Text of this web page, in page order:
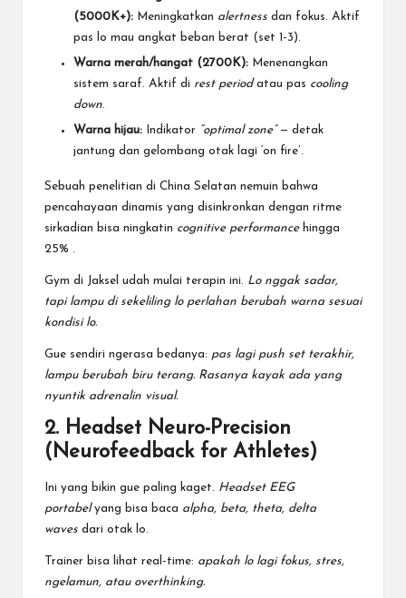
(5000K+): Meningkatkan alertness dan fokus. Aktif
pas lo mau angkat beban berat (set 1-3).
Warna merah/hangat (2700K): Menenangkan
sistem saraf. Aktif di rest periodatau pas cooling
down.
Warna hijau: Indikator “optimal zone”— detak
jantung dan gelombang otak lagi ‘on fire’.
Sebuah penelitian di China Selatan nemuin bahwa
pencahayaan dinamis yang disinkronkan dengan ritme
sirkadian bisa ningkatin cognitive performancehingga
25% .
Gym di Jaksel udah mulai terapin ini. Lo nggak sadar,
tapi lampu di sekeliling lo perlahan berubah warna sesuai
kondisi lo.
Gue sendiri ngerasa bedanya: pas lagi push set terakhir,
lampu berubah biru terang. Rasanya kayak ada yang
nyuntik adrenalin visual.
2. Headset Neuro-Precision
(Neurofeedback for Athletes)
Ini yang bikin gue paling kaget. Headset EEG
portabelyang bisa baca alpha, beta, theta, delta
waves dari otak lo.
Trainer bisa lihat real-time: apakah lo lagi fokus, stres,
ngelamun, atau overthinking.